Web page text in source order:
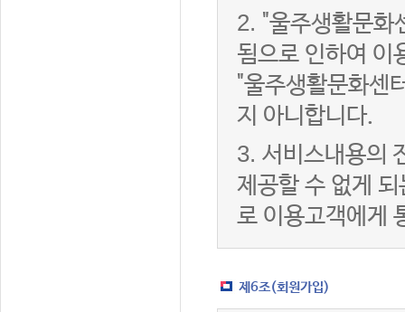
2. "울주생활문화
됨으로 인하여 이
"울주생활문화센
지 아니합니다.
3. 서비스내용의
제공할 수 없게
로 이용고객에게
제6조(회원가입)